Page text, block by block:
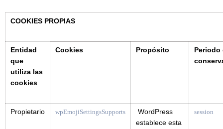
COOKIES PROPIAS
Entidad
que
utiliza las
cookies
Cookies Propósito
Periodo
Propietario wpEmojiSettingsSupports
WordPress
establece esta
session